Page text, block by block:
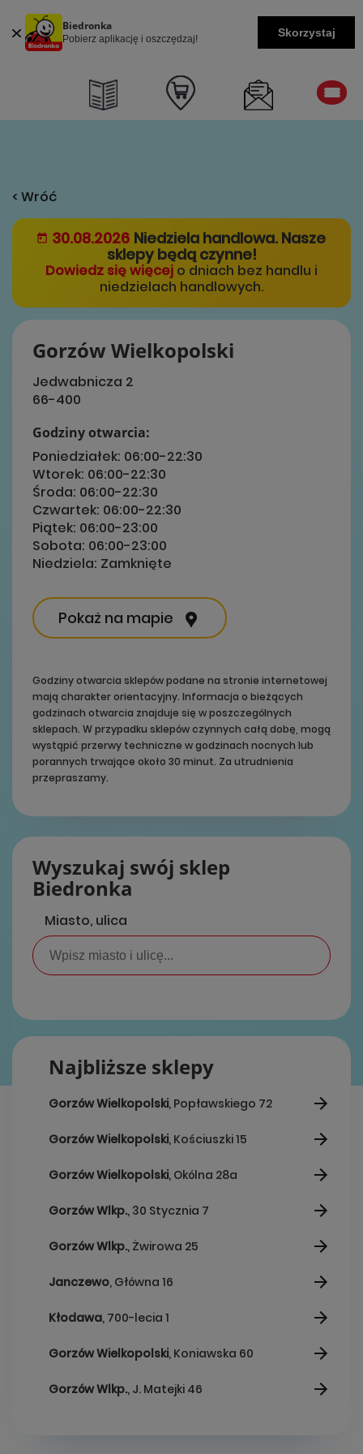
Biedronka
Pobierz aplikację i oszczędzaj! Skorzystaj
< Wróć
30.08.2026 Niedziela handlowa. Nasze
sklepy będą czynne!
Dowiedz się więcej o dniach bez handlu i
niedzielach handlowych.
Gorzów Wielkopolski
Jedwabnicza 2
66-400
Godziny otwarcia:
Poniedziałek: 06:00-22:30
Wtorek: 06:00-22:30
Środa: 06:00-22:30
Czwartek: 06:00-22:30
Piątek: 06:00-23:00
Sobota: 06:00-23:00
Niedziela: Zamknięte
Pokaż na mapie
Godziny otwarcia sklepów podane na stronie internetowej
mają charakter orientacyjny. Informacja o bieżących
godzinach otwarcia znajduje się w poszczególnych
sklepach. W przypadku sklepów czynnych całą dobę, mogą
wystąpić przerwy techniczne w godzinach nocnych lub
porannych trwające około 30 minut. Za utrudnienia
przepraszamy.
Wyszukaj swój sklep
Biedronka
Miasto, ulica
Najbliższe sklepy
Gorzów Wielkopolski, Popławskiego 72
Gorzów Wielkopolski, Kościuszki 15
Gorzów Wielkopolski, Okólna 28a
Gorzów Wlkp., 30 Stycznia 7
Gorzów Wlkp., Żwirowa 25
Janczewo, Główna 16
Kłodawa, 700-lecia 1
Gorzów Wielkopolski, Koniawska 60
Gorzów Wlkp., J. Matejki 46